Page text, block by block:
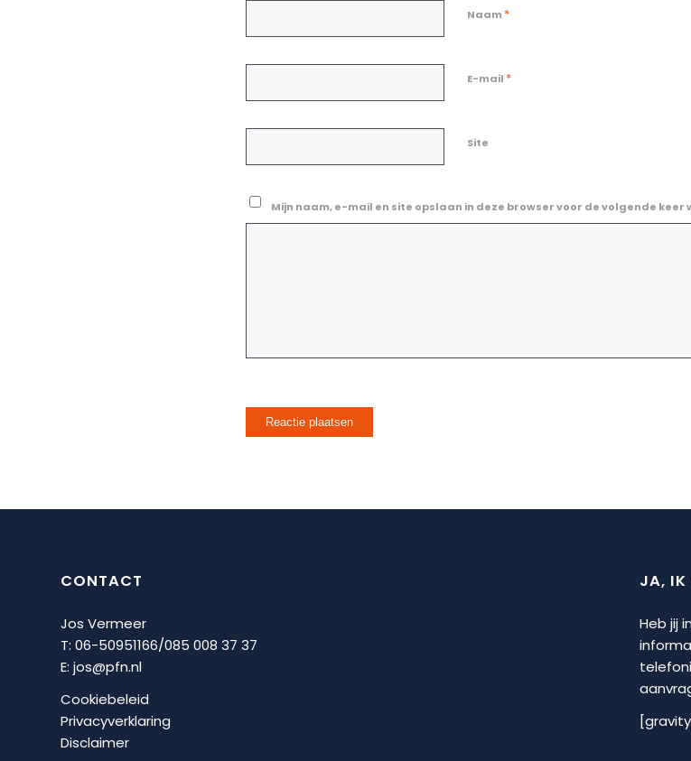
Naam *
E-mail *
Site
Mijn naam, e-mail en site opslaan in deze browser voor de volgende
CONTACT
Jos Vermeer
T: 06-50951166/085 008 37 37
E: jos@pfn.nl
Cookiebeleid
Privacyverklaring
Disclaimer
JA, IK
Heb jij